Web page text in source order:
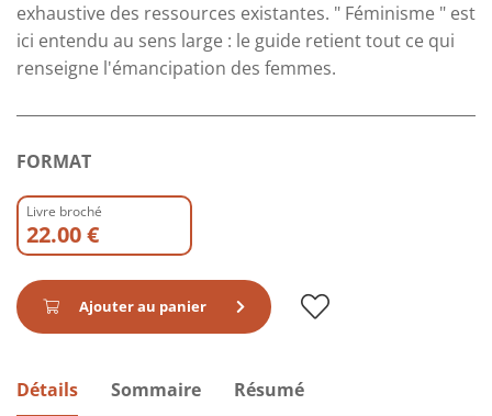
exhaustive des ressources existantes. " Féminisme " est
ici entendu au sens large : le guide retient tout ce qui
renseigne l'émancipation des femmes.
FORMAT
Livre broché
22.00 €
Ajouter au panier
Détails Sommaire Résumé